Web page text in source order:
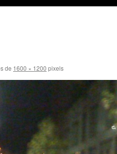
de 1600 × 1200 pixels